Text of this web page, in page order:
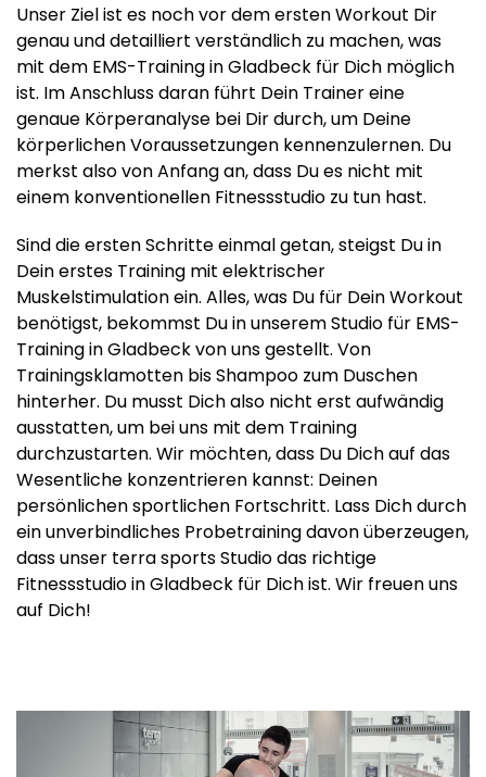
Unser Ziel ist es noch vor dem ersten Workout Dir
genau und detailliert verständlich zu machen, was
mit dem EMS-Training in Gladbeck für Dich möglich
ist. Im Anschluss daran führt Dein Trainer eine
genaue Körperanalyse bei Dir durch, um Deine
körperlichen Voraussetzungen kennenzulernen. Du
merkst also von Anfang an, dass Du es nicht mit
einem konventionellen Fitnessstudio zu tun hast.
Sind die ersten Schritte einmal getan, steigst Du in
Dein erstes Training mit elektrischer
Muskelstimulation ein. Alles, was Du für Dein Workout
benötigst, bekommst Du in unserem Studio für EMS-
Training in Gladbeck von uns gestellt. Von
Trainingsklamotten bis Shampoo zum Duschen
hinterher. Du musst Dich also nicht erst aufwändig
ausstatten, um bei uns mit dem Training
durchzustarten. Wir möchten, dass Du Dich auf das
Wesentliche konzentrieren kannst: Deinen
persönlichen sportlichen Fortschritt. Lass Dich durch
ein unverbindliches Probetraining davon überzeugen,
dass unser terra sports Studio das richtige
Fitnessstudio in Gladbeck für Dich ist. Wir freuen uns
auf Dich!